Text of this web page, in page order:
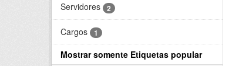
Servidores 2
Cargos 1
Mostrar somente Etiquetas popular